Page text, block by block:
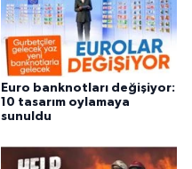
Euro banknotları değişiyor:
10 tasarım oylamaya
sunuldu